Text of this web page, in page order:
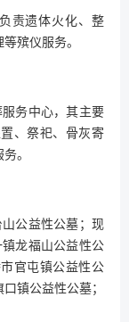
责遗体火化、整
殡仪服务。
务中心，其主要
、祭祀、骨灰寄
。
公益性公墓；现
龙福山公益性公
官屯镇公益性公
镇公益性公墓；